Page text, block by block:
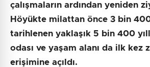
çalışmaların ardından yeniden
Höyükte milattan önce 3 bin 400
tarihlenen yaklaşık 5 bin 400
odası ve yaşam alanı da ilk kez
erişimine açıldı.